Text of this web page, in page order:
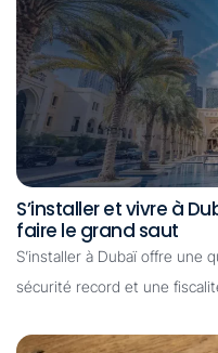
S’installer et vivre à
faire le grand saut
S’installer à Dubaï offre une
sécurité record et une